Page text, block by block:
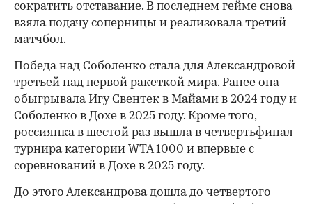
сократить отставание. В последнем гейме снова
взяла подачу соперницы и реализовала третий
матчбол.
Победа над Соболенко стала для Александровой
третьей над первой ракеткой мира. Ранее она
обыгрывала Игу Свентек в Майами в 2024 году и
Соболенко в Дохе в 2025 году. Кроме того,
россиянка в шестой раз вышла в четвертьфинал
турнира категории WTA 1000 и впервые с
соревнований в Дохе в 2025 году.
До этого Александрова дошла до четвертого